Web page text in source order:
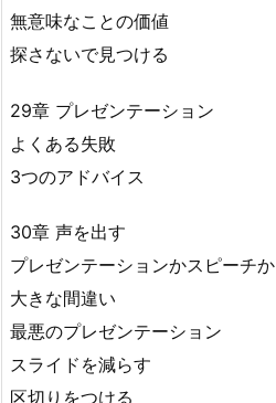
無意味なことの価値
探さないで見つける
29章 プレゼンテーション
よくある失敗
3つのアドバイス
30章 声を出す
プレゼンテーションかスピーチか
大きな間違い
最悪のプレゼンテーション
スライドを減らす
区切りをつける